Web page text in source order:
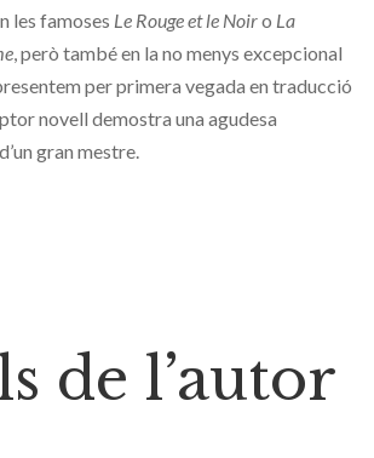
les famoses Le Rouge et le Noiro La
, però també en la no menys excepcional
per primera vegada en traducció
novell demostra una agudesa
gran mestre.
de l’autor